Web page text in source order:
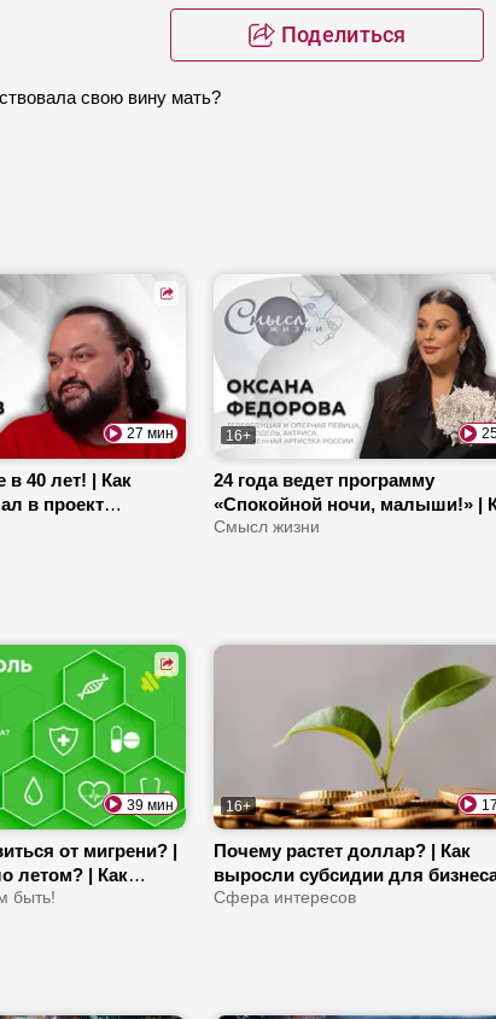
Поделиться
свою вину мать?
27 мин
в 40 лет! | Как
в проект
цыганские
16+
24 года ведет программу
«Спокойной ночи, малыши!» |
Оксана Федорова пришла на
Смысл жизни
39 мин
от мигрени? |
летом? | Как
на зубы?
быть!
16+
Почему растет доллар? | Как
выросли субсидии для
Льготы для молодых
Сфера интересов